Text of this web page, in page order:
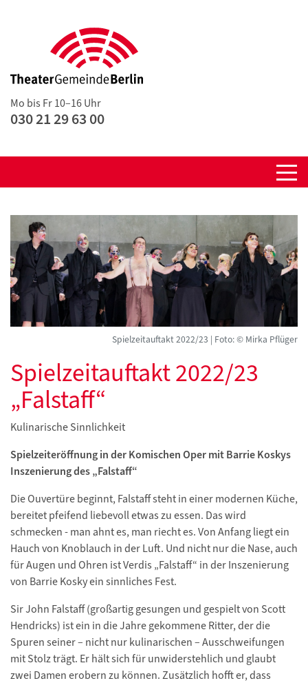
Mo bis Fr 10–16 Uhr
030 21 29 63 00
Spielzeitauftakt 2022/23 | Foto: © Mirka Pflüger
Spielzeitauftakt 2022/23
„Falstaff“
Kulinarische Sinnlichkeit
Spielzeiteröffnung in der Komischen Oper mit Barrie Koskys
Inszenierung des „Falstaff“
Die Ouvertüre beginnt, Falstaff steht in einer modernen Küche,
bereitet pfeifend liebevoll etwas zu essen. Das wird
schmecken - man ahnt es, man riecht es. Von Anfang liegt ein
Hauch von Knoblauch in der Luft. Und nicht nur die Nase, auch
für Augen und Ohren ist Verdis „Falstaff“ in der Inszenierung
von Barrie Kosky ein sinnliches Fest.
Sir John Falstaff (großartig gesungen und gespielt von Scott
Hendricks) ist ein in die Jahre gekommene Ritter, der die
Spuren seiner – nicht nur kulinarischen – Ausschweifungen
mit Stolz trägt. Er hält sich für unwiderstehlich und glaubt
zwei Damen erobern zu können. Zusätzlich hofft er, dass